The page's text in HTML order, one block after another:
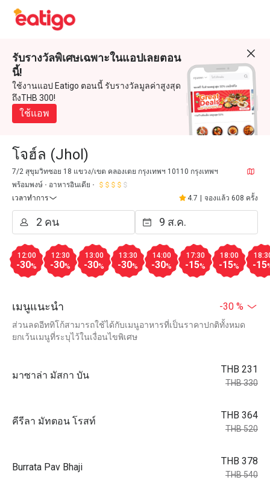
รับรางวัลพิเศษเฉพาะในแอปเลยตอน
นี้!
ใช้งานแอป Eatigo ตอนนี้ รับรางวัลมูลค่าสูงสุด
ถึงTHB 300!
ใช้แอพ
โจฮ์ล (Jhol)
7/2 สุขุมวิทซอย 18 แขวง/เขต คลองเตย กรุงเทพฯ 10110 กรุงเทพฯ
พร้อมพงษ์
อาหารอินเดีย
เวลาทำการ
4.7 จองแล้ว 608 ครั้ง
12:00
-30%
12:30
-30%
13:00
-30%
13:30
-30%
14:00
-30%
17:30
-15%
18:00
-15% -15
เมนูแนะนำ -30 %
ส่วนลดอีททิโก้สามารถใช้ได้กับเมนูอาหารที่เป็นราคาปกติทั้งหมด
ยกเว้นเมนูที่ระบุไว้ในเงื่อนไขพิเศษ
มาซาล่า มัสกา บัน
THB 231
THB 330
คีรีลา มัทตอน โรสท์
THB 364
THB 520
Burrata Pav Bhaji
THB 378
THB 540